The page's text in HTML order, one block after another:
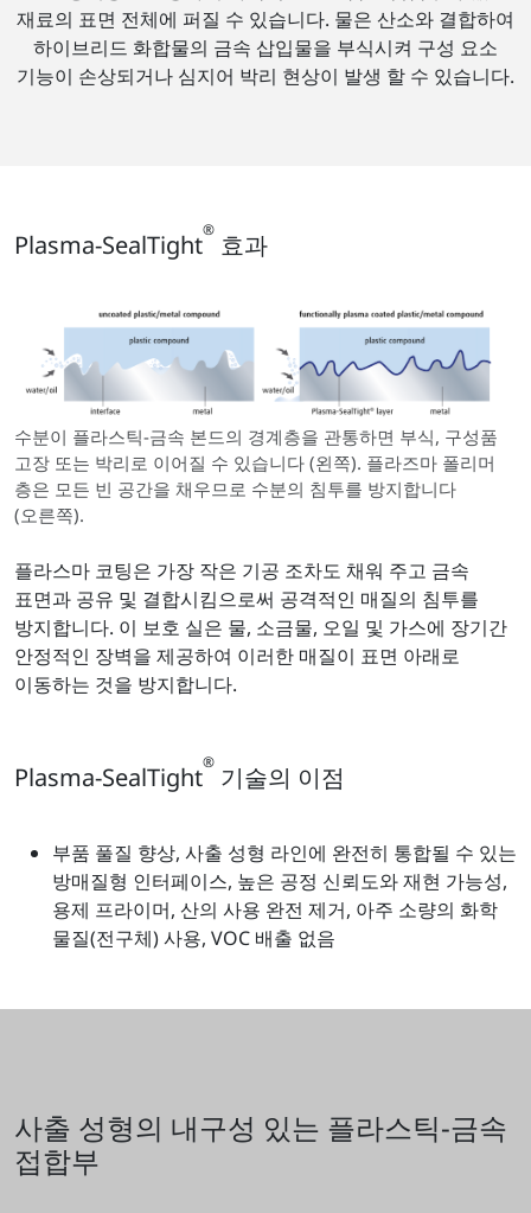
재료의 표면 전체에 퍼질 수 있습니다. 물은 산소와 결합하여
하이브리드 화합물의 금속 삽입물을 부식시켜 구성 요소
기능이 손상되거나 심지어 박리 현상이 발생 할 수 있습니다.
Plasma-SealTight® 효과
수분이 플라스틱-금속 본드의 경계층을 관통하면 부식, 구성품
고장 또는 박리로 이어질 수 있습니다 (왼쪽). 플라즈마 폴리머
층은 모든 빈 공간을 채우므로 수분의 침투를 방지합니다
(오른쪽).
플라스마 코팅은 가장 작은 기공 조차도 채워 주고 금속
표면과 공유 및 결합시킴으로써 공격적인 매질의 침투를
방지합니다. 이 보호 실은 물, 소금물, 오일 및 가스에 장기간
안정적인 장벽을 제공하여 이러한 매질이 표면 아래로
이동하는 것을 방지합니다.
Plasma-SealTight® 기술의 이점
부품 풀질 향상, 사출 성형 라인에 완전히 통합될 수 있는
방매질형 인터페이스, 높은 공정 신뢰도와 재현 가능성,
용제 프라이머, 산의 사용 완전 제거, 아주 소량의 화학
물질(전구체) 사용, VOC 배출 없음
사출 성형의 내구성 있는 플라스틱-금속
접합부